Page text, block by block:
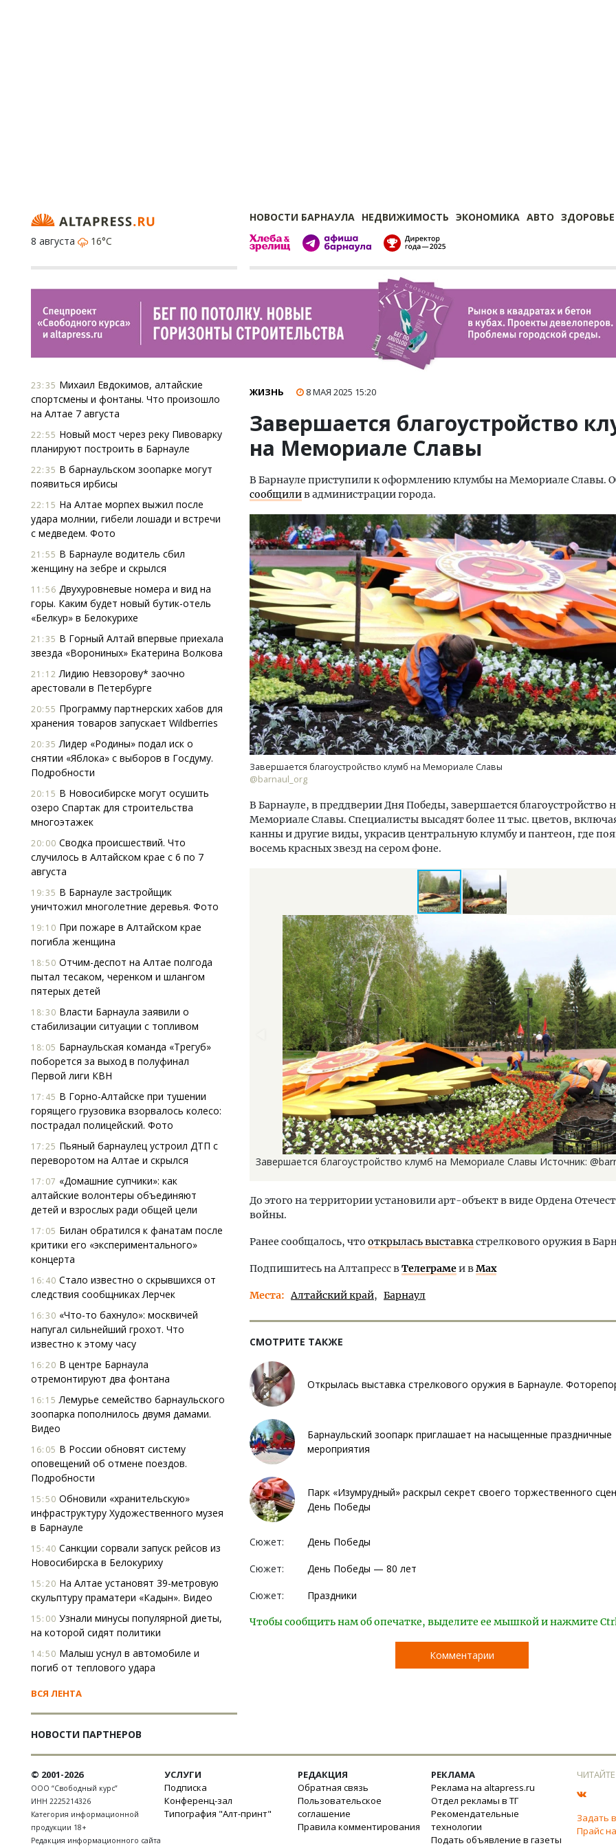
НОВОСТИ БАРНАУЛА НЕДВИЖИМОСТЬ ЭКОНОМИКА АВТО ЗДОРОВЬЕ
8 августа
16°C
23:35 Михаил Евдокимов, алтайские
спортсмены и фонтаны. Что произошло
на Алтае 7 августа
22:55 Новый мост через реку Пивоварку
планируют построить в Барнауле
22:35 В барнаульском зоопарке могут
появиться ирбисы
22:15 На Алтае морпех выжил после
удара молнии, гибели лошади и встречи
с медведем. Фото
21:55 В Барнауле водитель сбил
женщину на зебре и скрылся
11:56 Двухуровневые номера и вид на
горы. Каким будет новый бутик-отель
«Белкур» в Белокурихе
21:35 В Горный Алтай впервые приехала
звезда «Ворониных» Екатерина Волкова
21:12 Лидию Невзорову* заочно
арестовали в Петербурге
20:55 Программу партнерских хабов для
хранения товаров запускает Wildberries
20:35 Лидер «Родины» подал иск о
снятии «Яблока» с выборов в Госдуму.
Подробности
20:15 В Новосибирске могут осушить
озеро Спартак для строительства
многоэтажек
20:00 Сводка происшествий. Что
случилось в Алтайском крае с 6 по 7
августа
19:35 В Барнауле застройщик
уничтожил многолетние деревья. Фото
19:10 При пожаре в Алтайском крае
погибла женщина
18:50 Отчим-деспот на Алтае полгода
пытал тесаком, черенком и шлангом
пятерых детей
18:30 Власти Барнаула заявили о
стабилизации ситуации с топливом
18:05 Барнаульская команда «Трегуб»
поборется за выход в полуфинал
Первой лиги КВН
17:45 В Горно-Алтайске при тушении
горящего грузовика взорвалось колесо:
пострадал полицейский. Фото
17:25 Пьяный барнаулец устроил ДТП с
переворотом на Алтае и скрылся
17:07 «Домашние супчики»: как
алтайские волонтеры объединяют
детей и взрослых ради общей цели
17:05 Билан обратился к фанатам после
критики его «экспериментального»
концерта
16:40 Стало известно о скрывшихся от
следствия сообщниках Лерчек
16:30 «Что-то бахнуло»: москвичей
напугал сильнейший грохот. Что
известно к этому часу
16:20 В центре Барнаула
отремонтируют два фонтана
16:15 Лемурье семейство барнаульского
зоопарка пополнилось двумя дамами.
Видео
16:05 В России обновят систему
оповещений об отмене поездов.
Подробности
15:50 Обновили «хранительскую»
инфраструктуру Художественного музея
в Барнауле
15:40 Санкции сорвали запуск рейсов из
Новосибирска в Белокуриху
15:20 На Алтае установят 39-метровую
скульптуру праматери «Кадын». Видео
15:00 Узнали минусы популярной диеты,
на которой сидят политики
14:50 Малыш уснул в автомобиле и
погиб от теплового удара
ВСЯ ЛЕНТА
НОВОСТИ ПАРТНЕРОВ
ЖИЗНЬ 8 МАЯ 2025 15:20
Завершается благоустройство
на Мемориале Славы
В Барнауле приступили к оформлению клумбы на Мемориале Славы.
сообщилив администрации города.
Завершается благоустройство клумб на Мемориале Славы
@barnaul_org
В Барнауле, в преддверии Дня Победы, завершается благоустройство
Мемориале Славы. Специалисты высадят более 11 тыс. цветов,
канны и другие виды, украсив центральную клумбу и пантеон, где
восемь красных звезд на сером фоне.
Завершается благоустройство клумб на Мемориале Славы Источник:
До этого на территории установили арт-объект в виде Ордена
войны.
Ранее сообщалось, что открылась выставкастрелкового оружия в
Подпишитесь на Алтапресс вТелеграмеи вMax
Места Алтайский край Барнаул
СМОТРИТЕ ТАКЖЕ
Открылась выставка стрелкового оружия в Барнауле.
Барнаульский зоопарк приглашает на насыщенные праздничные
мероприятия
Парк «Изумрудный» раскрыл секрет своего торжественного
День Победы
Сюжет: День Победы
Сюжет: День Победы — 80 лет
Сюжет: Праздники
Чтобы сообщить нам об опечатке, выделите ее мышкой и нажмите
Комментарии
Архитектурный код начинается с
земли. Мощение крупноформатными
плитами становится новым
стандартом благоустройства
Смелость архитектурных
Генеральный директор
трендах в фасадах и
© 2001-2026
ООО “Свободный курс”
ИНН 2225214326
Категория информационной
продукции 18+
Редакция информационного сайта
УСЛУГИ
Подписка
Конференц-зал
Типография "Алт-принт"
РЕДАКЦИЯ
Обратная связь
Пользовательское
соглашение
Правила комментирования
РЕКЛАМА
Реклама на altapress.ru
Отдел рекламы в ТГ
Рекомендательные
технологии
Подать объявление в газеты
Задать
Прайс